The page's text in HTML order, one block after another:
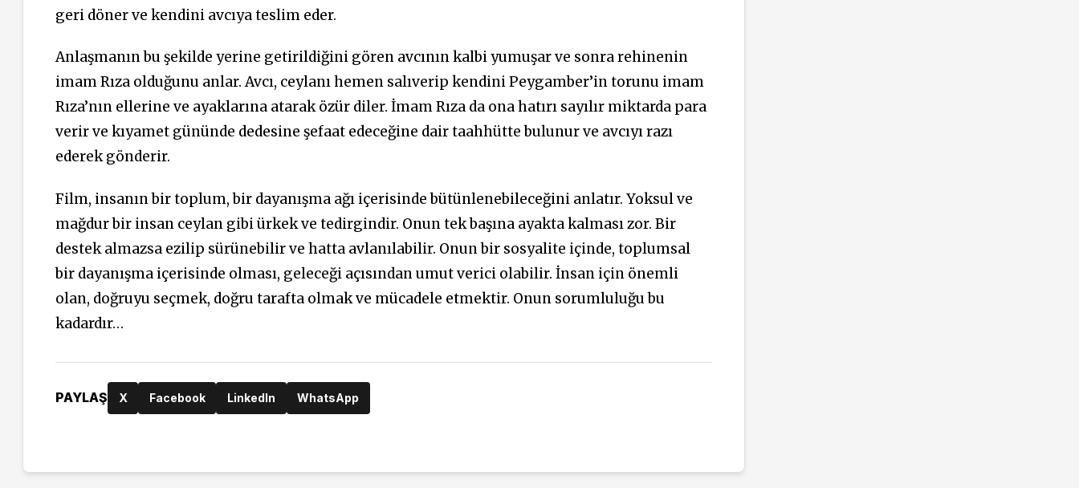
geri döner ve kendini avcıya teslim eder.
Anlaşmanın bu şekilde yerine getirildiğini gören avcının kalbi yumuşar ve sonra rehinenin
imam Rıza olduğunu anlar. Avcı, ceylanı hemen salıverip kendini Peygamber’in torunu imam
Rıza’nın ellerine ve ayaklarına atarak özür diler. İmam Rıza da ona hatırı sayılır miktarda para
verir ve kıyamet gününde dedesine şefaat edeceğine dair taahhütte bulunur ve avcıyı razı
ederek gönderir.
Film, insanın bir toplum, bir dayanışma ağı içerisinde bütünlenebileceğini anlatır. Yoksul ve
mağdur bir insan ceylan gibi ürkek ve tedirgindir. Onun tek başına ayakta kalması zor. Bir
destek almazsa ezilip sürünebilir ve hatta avlanılabilir. Onun bir sosyalite içinde, toplumsal
bir dayanışma içerisinde olması, geleceği açısından umut verici olabilir. İnsan için önemli
olan, doğruyu seçmek, doğru tarafta olmak ve mücadele etmektir. Onun sorumluluğu bu
kadardır…
PAYLAŞ X Facebook LinkedIn WhatsApp